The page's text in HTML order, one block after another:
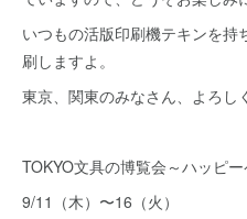
いつもの活版印刷機テキンを持
刷しますよ。
東京、関東のみなさん、よろし
TOKYO文具の博覧会～ハッピ
9/11（木）〜16（火）